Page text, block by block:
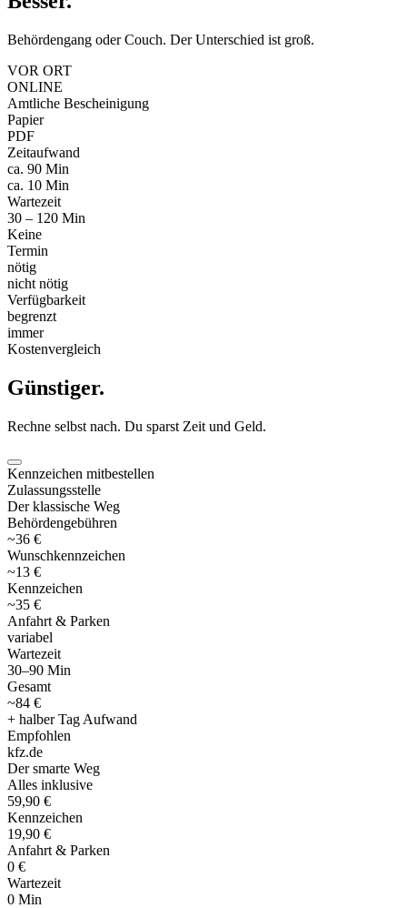
Behördengang oder Couch. Der Unterschied ist groß.
VOR ORT
ONLINE
Amtliche Bescheinigung
Papier
PDF
Zeitaufwand
ca. 90 Min
ca. 10 Min
Wartezeit
30 – 120 Min
Keine
Termin
nötig
nicht nötig
Verfügbarkeit
begrenzt
immer
Kostenvergleich
Günstiger.
Rechne selbst nach. Du sparst Zeit und Geld.
Kennzeichen mitbestellen
Zulassungsstelle
Der klassische Weg
Behördengebühren
~36 €
Wunschkennzeichen
~13 €
Kennzeichen
~35 €
Anfahrt & Parken
variabel
Wartezeit
30–90 Min
Gesamt
~84 €
+ halber Tag Aufwand
Empfohlen
kfz.de
Der smarte Weg
Alles inklusive
59,90 €
Kennzeichen
19,90 €
Anfahrt & Parken
0 €
Wartezeit
0 Min